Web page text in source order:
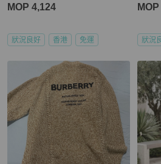
MOP 4,124
狀況良好 香港 免運 狀況